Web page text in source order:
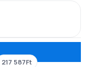
217 587Ft